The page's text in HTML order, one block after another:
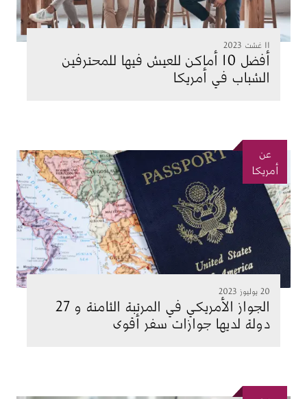
11 غشت 2023
أفضل 10 أماكن للعيش فيها للمحترفين
الشباب في أمريكا
عن
أمريكا
الصورة
20 يوليوز 2023
الجواز الأمريكي في المرتبة الثامنة و 27
دولة لديها جوازات سفر أقوى